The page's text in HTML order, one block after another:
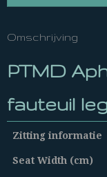
Omschrijving
PTMD
fauteuil
Zitting informatie
Seat Width (cm)